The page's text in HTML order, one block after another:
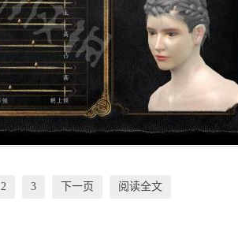
2 3 下一页 阅读全文